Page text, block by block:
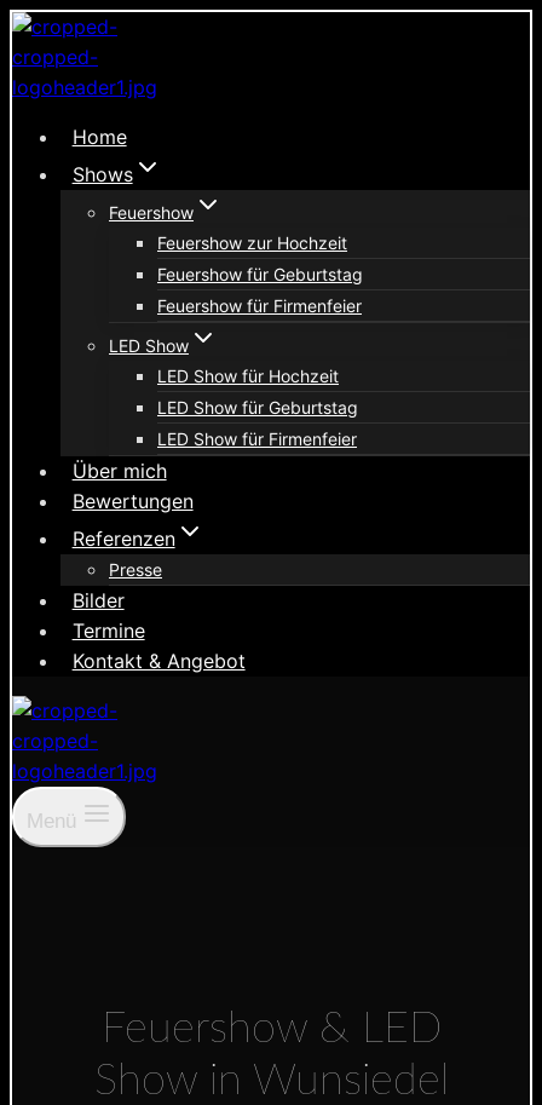
Zum
Inhalt
springen
Home
Shows
Feuershow
Feuershow zur Hochzeit
Feuershow für Geburtstag
Feuershow für Firmenfeier
LED Show
LED Show für Hochzeit
LED Show für Geburtstag
LED Show für Firmenfeier
Über mich
Bewertungen
Referenzen
Presse
Bilder
Termine
Kontakt & Angebot
Menü
Feuershow & LED
Show in Wunsiedel